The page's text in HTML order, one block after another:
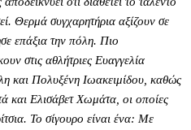
Θερμά συγχαρητήρια αξίζουν σε
επάξια την πόλη. Πιο
στις αθλήτριες Ευαγγελία
και Πολυξένη Ιωακειμίδου, καθώς
και Ελισάβετ Χωμάτα, οι οποίες
Το σίγουρο είναι ένα: Με